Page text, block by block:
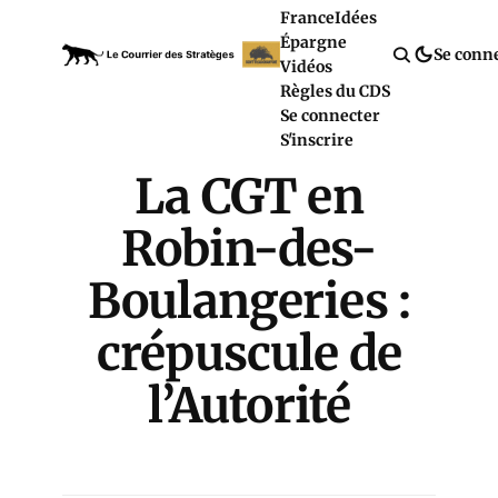
FranceIdées
Épargne
Vidéos
Règles du CDS
Se connecter
S'inscrire
Se
La CGT en
Robin-des-
Boulangeries :
crépuscule de
l’Autorité